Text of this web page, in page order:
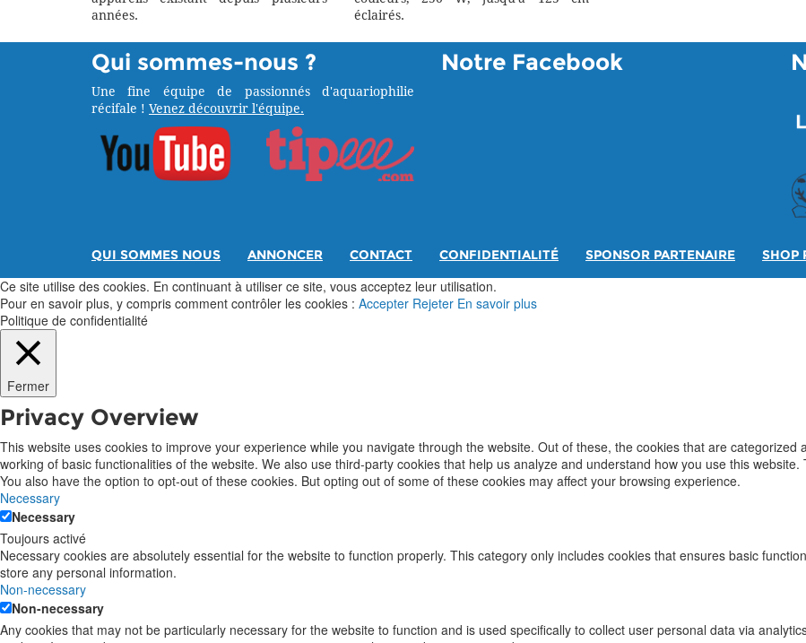
années.
éclairés.
Qui sommes-nous ?
Une fine équipe de passionnés d'aquariophilie
récifale ! Venez découvrir l'équipe.
Notre Facebook
QUI SOMMES NOUS ANNONCER CONTACT CONFIDENTIALITÉ SPONSOR PARTENAIRE SHOP
Ce site utilise des cookies. En continuant à utiliser ce site, vous acceptez leur utilisation.
Pour en savoir plus, y compris comment contrôler les cookies : Accepter Rejeter En savoir plus
Politique de confidentialité
Fermer
Privacy Overview
This website uses cookies to improve your experience while you navigate through the website. Out of these, the cookies that are
working of basic functionalities of the website. We also use third-party cookies that help us analyze and understand how you use this
You also have the option to opt-out of these cookies. But opting out of some of these cookies may affect your browsing experience.
Necessary
Necessary
Toujours activé
Necessary cookies are absolutely essential for the website to function properly. This category only includes cookies that ensures basic
store any personal information.
Non-necessary
Non-necessary
Any cookies that may not be particularly necessary for the website to function and is used specifically to collect user personal data via